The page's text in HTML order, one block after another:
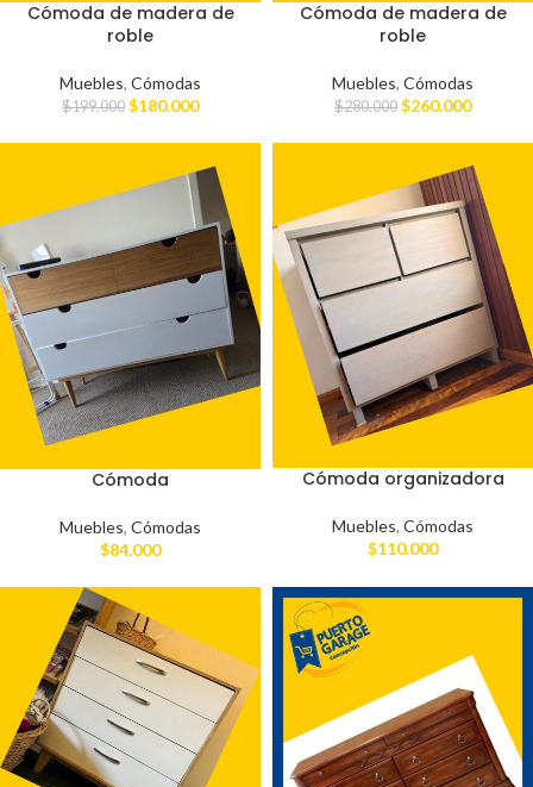
Cómoda de madera de
roble
Muebles, Cómodas
$199.000 $180.000
Cómoda de madera de
roble
Muebles, Cómodas
$280.000 $260.000
Cómoda
Muebles, Cómodas
$84.000
Cómoda organizadora
Muebles, Cómodas
$110.000